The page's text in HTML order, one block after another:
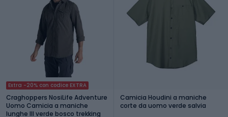
Extra -20% con codice EXTRA
Craghoppers NosiLife Adventure
Uomo Camicia a maniche
lunghe III verde bosco trekking
Camicia Houdini a maniche
corte da uomo verde salvia